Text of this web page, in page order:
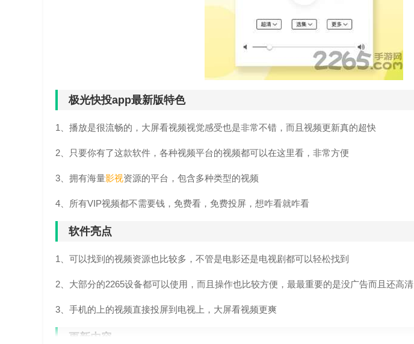
极光快投app最新版特色
1、播放是很流畅的，大屏看视频视觉感受也是非常不错，而且视频更新真的超快
2、只要你有了这款软件，各种视频平台的视频都可以在这里看，非常方便
3、拥有海量影视资源的平台，包含多种类型的视频
4、所有VIP视频都不需要钱，免费看，免费投屏，想咋看就咋看
软件亮点
1、可以找到的视频资源也比较多，不管是电影还是电视剧都可以轻松找到
2、大部分的2265设备都可以使用，而且操作也比较方便，最最重要的是没广告而且还高清
3、手机的上的视频直接投屏到电视上，大屏看视频更爽
更新内容